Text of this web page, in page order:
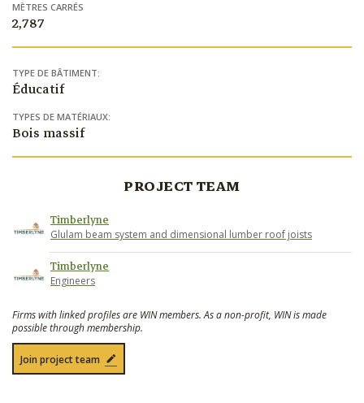
MÈTRES CARRÉS
2,787
TYPE DE BÂTIMENT:
Éducatif
TYPES DE MATÉRIAUX:
Bois massif
PROJECT TEAM
Timberlyne
Glulam beam system and dimensional lumber roof joists
Timberlyne
Engineers
Firms with linked profiles are WIN members. As a non-profit, WIN is made
possible through membership.
Join project team